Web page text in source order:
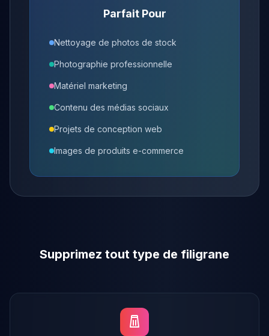
Parfait Pour
Nettoyage de photos de stock
Photographie professionnelle
Matériel marketing
Contenu des médias sociaux
Projets de conception web
Images de produits e-commerce
Supprimez tout type de filigrane